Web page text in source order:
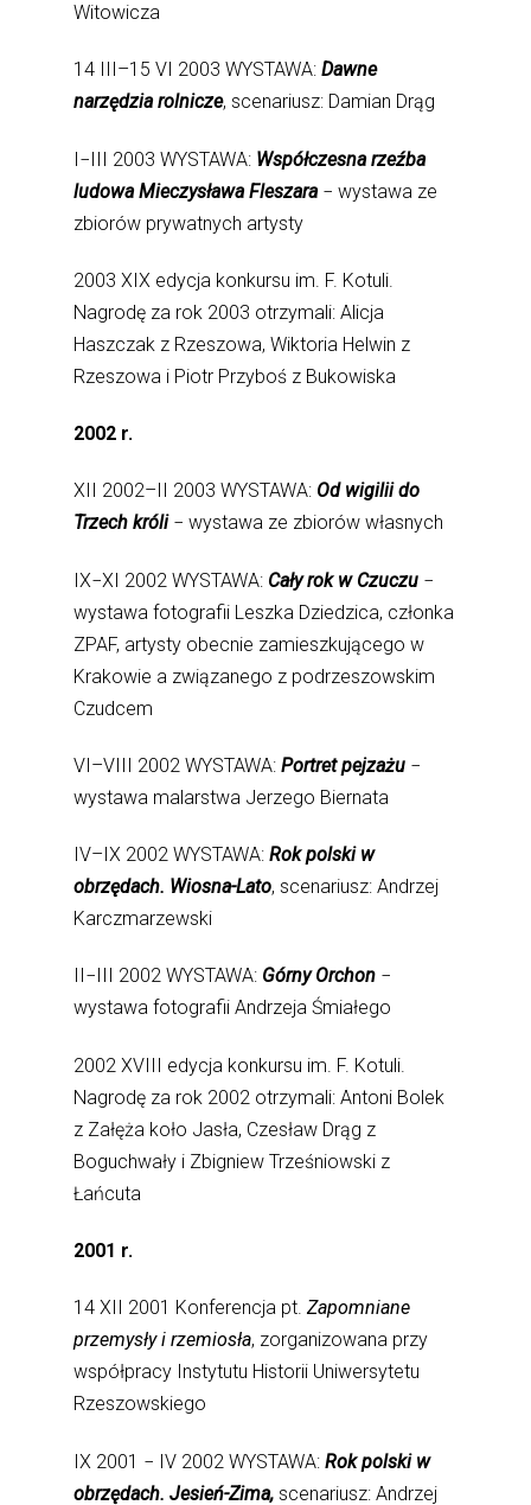
Witowicza
14 III–15 VI 2003 WYSTAWA:Dawne
narzędzia rolnicze, scenariusz: Damian Drąg
I−III 2003 WYSTAWA: Współczesna rzeźba
ludowa Mieczysława Fleszara− wystawa ze
zbiorów prywatnych artysty
2003 XIX edycja konkursu im. F. Kotuli.
Nagrodę za rok 2003 otrzymali: Alicja
Haszczak z Rzeszowa, Wiktoria Helwin z
Rzeszowa i Piotr Przyboś z Bukowiska
2002 r.
XII 2002–II 2003 WYSTAWA: Od wigilii do
Trzech króli− wystawa ze zbiorów własnych
IX−XI 2002 WYSTAWA: Cały rok w Czuczu −
wystawa fotografii Leszka Dziedzica, członka
ZPAF, artysty obecnie zamieszkującego w
Krakowie a związanego z podrzeszowskim
Czudcem
VI–VIII 2002 WYSTAWA:Portret pejzażu −
wystawa malarstwa Jerzego Biernata
IV–IX 2002 WYSTAWA:Rok polski w
obrzędach. Wiosna-Lato, scenariusz: Andrzej
Karczmarzewski
II−III 2002 WYSTAWA: Górny Orchon −
wystawa fotografii Andrzeja Śmiałego
2002 XVIII edycja konkursu im. F. Kotuli.
Nagrodę za rok 2002 otrzymali: Antoni Bolek
z Załęża koło Jasła, Czesław Drąg z
Boguchwały i Zbigniew Trześniowski z
Łańcuta
2001 r.
14 XII 2001 Konferencja pt.Zapomniane
przemysły i rzemiosła, zorganizowana przy
współpracy Instytutu Historii Uniwersytetu
Rzeszowskiego
IX 2001 − IV 2002 WYSTAWA:Rok polski w
obrzędach. Jesień-Zima, scenariusz: Andrzej